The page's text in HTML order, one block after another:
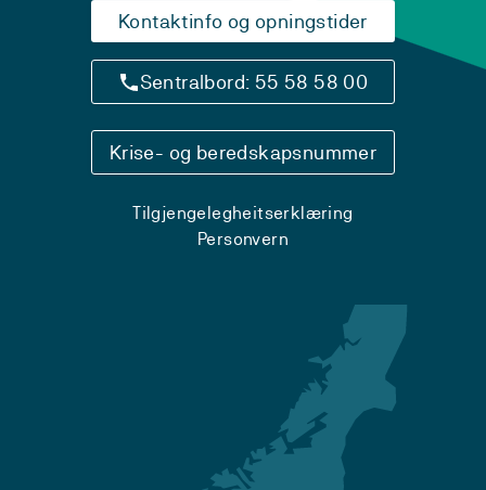
Kontaktinfo og opningstider
Sentralbord: 55 58 58 00
Krise- og beredskapsnummer
Tilgjengelegheitserklæring
Personvern